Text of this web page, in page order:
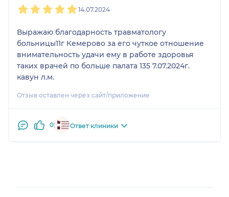
14.07.2024
Выражаю благодарность травматологу
больницы11г Кемерово за его чуткое отношение
внимательность удачи ему в работе здоровья
таких врачей по больше палата 135 7.07.2024г.
кавун л.м.
Отзыв оставлен через сайт/приложение
0 Ответ клиники